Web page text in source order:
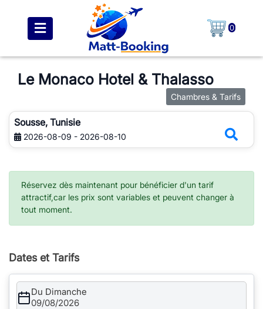
0
Le Monaco Hotel & Thalasso
Chambres & Tarifs
Sousse, Tunisie
2026-08-09 - 2026-08-10
Réservez dès maintenant pour bénéficier d'un tarif
attractif,car les prix sont variables et peuvent changer à
tout moment.
Dates et Tarifs
Du Dimanche
09/08/2026